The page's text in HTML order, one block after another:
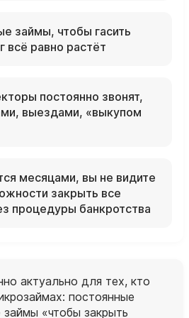
займы, чтобы гасить
всё равно растёт
постоянно звонят,
выездами, «выкупом
месяцами, вы не видите
закрыть все
процедуры банкротства
актуально для тех, кто
постоянные
«чтобы закрыть